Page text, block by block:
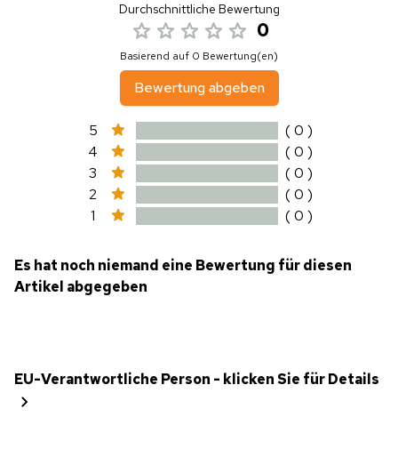
Durchschnittliche Bewertung
0
Basierend auf 0 Bewertung(en)
Bewertung abgeben
5
( 0 )
4
( 0 )
3
( 0 )
2
( 0 )
1
( 0 )
Es hat noch niemand eine Bewertung für diesen
Artikel abgegeben
EU-Verantwortliche Person - klicken Sie für Details